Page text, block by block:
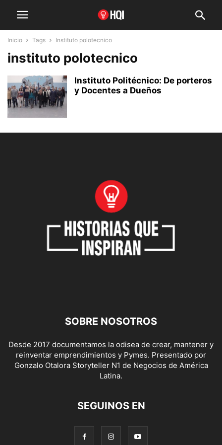
Inicio Tags Instituto polotecnico
instituto polotecnico
Instituto Politécnico: De porteros
y Docentes a Dueños
SOBRE NOSOTROS
Desde 2017 documentamos la odisea de crear, mantener y
reinventar emprendimientos y Pymes. Presentado por
Gonzalo Otalora Storyteller N1 de Negocios de América
Latina.
SEGUINOS EN